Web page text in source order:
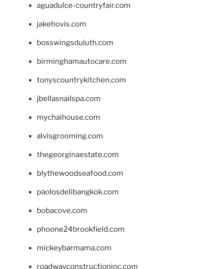
aguadulce-countryfair.com
jakehovis.com
bosswingsduluth.com
birminghamautocare.com
tonyscountrykitchen.com
jbellasnailspa.com
mychaihouse.com
alvisgrooming.com
thegeorginaestate.com
blythewoodseafood.com
paolosdelibangkok.com
bobacove.com
phoone24brookfield.com
mickeybarmama.com
roadwayconstructioninc.com